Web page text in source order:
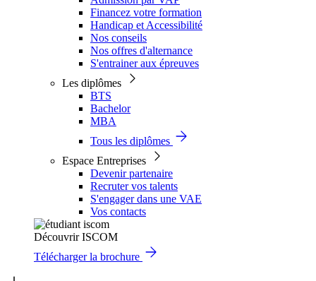
Financez votre formation
Handicap et Accessibilité
Nos conseils
Nos offres d'alternance
S'entrainer aux épreuves
Les diplômes
BTS
Bachelor
MBA
Tous les diplômes
Espace Entreprises
Devenir partenaire
Recruter vos talents
S'engager dans une VAE
Vos contacts
Découvrir ISCOM
Télécharger la brochure